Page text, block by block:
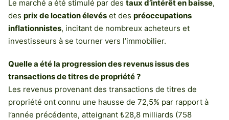
Le marché a été stimulé par des taux d’intérêt en baisse,
des prix de location élevés et des préoccupations
inflationnistes, incitant de nombreux acheteurs et
investisseurs à se tourner vers l’immobilier.
Quelle a été la progression des revenus issus des
transactions de titres de propriété ?
Les revenus provenant des transactions de titres de
propriété ont connu une hausse de 72,5% par rapport à
l’année précédente, atteignant ₺28,8 milliards (758